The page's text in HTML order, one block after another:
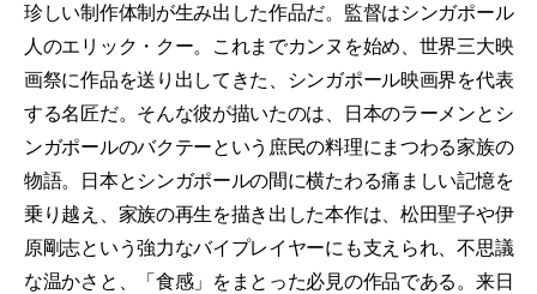
珍しい制作体制が生み出した作品だ。監督はシンガポール
人のエリック・クー。これまでカンヌを始め、世界三大映
画祭に作品を送り出してきた、シンガポール映画界を代表
する名匠だ。そんな彼が描いたのは、日本のラーメンとシ
ンガポールのバクテーという庶民の料理にまつわる家族の
物語。日本とシンガポールの間に横たわる痛ましい記憶を
乗り越え、家族の再生を描き出した本作は、松田聖子や伊
原剛志という強力なバイプレイヤーにも支えられ、不思議
な温かさと、「食感」をまとった必見の作品である。来日